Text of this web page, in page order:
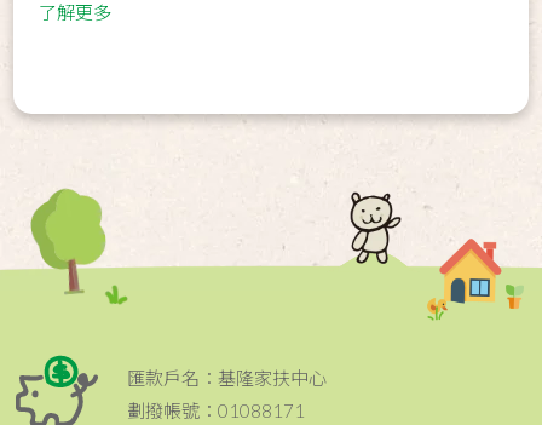
了解更多
匯款戶名：基隆家扶中心
劃撥帳號：01088171